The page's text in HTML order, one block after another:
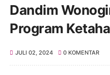
Dandim
Program
JULI 02, 2024 0 KOMENTAR